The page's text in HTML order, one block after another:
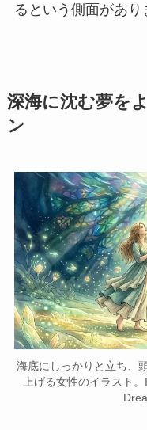
るという側面があり
深海に沈む夢を
ン
海底にしっかりと立ち、
上げる女性のイラスト